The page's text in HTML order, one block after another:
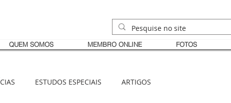
QUEM SOMOS MEMBRO ONLINE FOTOS
ESTUDOS ESPECIAIS ARTIGOS